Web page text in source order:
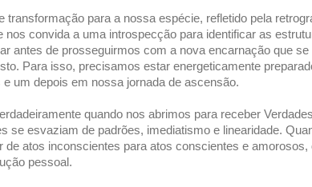
transformação para a nossa espécie, refletido pela
nos convida a uma introspecção para identificar as
antes de prosseguirmos com a nova encarnação que
Para isso, precisamos estar energeticamente
um depois em nossa jornada de ascensão.
quando nos abrimos para receber
se esvaziam de padrões, imediatismo e linearidade.
de atos inconscientes para atos conscientes e amorosos,
pessoal.